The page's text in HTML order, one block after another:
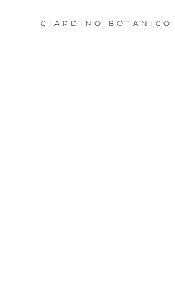
GIARDINO BOTANICO